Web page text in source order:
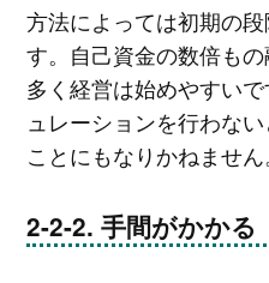
方法によっては初期の
す。自己資金の数倍も
多く経営は始めやすい
ュレーションを行わな
ことにもなりかねません
手間がかかる